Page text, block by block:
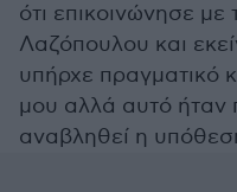
ότι επικοινώνησε
Λαζόπουλου και
υπήρχε πραγματικό
μου αλλά αυτό ήταν
αναβληθεί η